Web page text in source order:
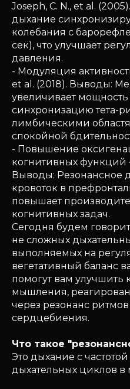
Joseph, C. N., et al.
дыхание
колебания с
сек), что улучшает
давления.
- Модуляция
et al. (2018). Выводы:
увеличивает
синхронизацию тета-
лимбическими
спокойной
- Повышение
когнитивных функций
Выводы: Резонансное
кровоток в
повышает
когнитивных задач.
Сегодня будем
не сложных
выполняемых на
вегетативный баланс
помогут вам улучшить
мышления,
через резонанс
сердцебиения.
Что такое
Это дыхание с
дыхательных циклов в